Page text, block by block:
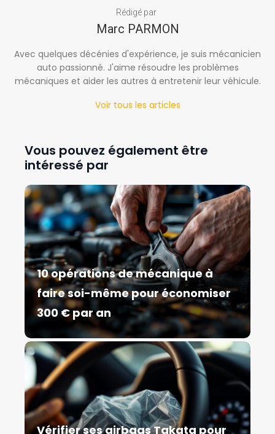
Rédigé par
Marc PARMON
Avec quelques décénies d'expérience, je suis mécanicien
auto passionné. J'aime résoudre les problèmes
mécaniques et aider les autres à entretenir leur véhicule.
Voir tous les articles
Vous pouvez également être
intéressé par
10 opérations de mécanique à
faire soi-même pour économiser
300 € par an
Vérifier ses airbags Takata pour